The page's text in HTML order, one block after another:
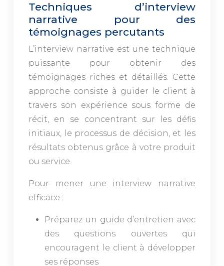
Techniques d’interview
narrative pour des
témoignages percutants
L’interview narrative est une technique
puissante pour obtenir des
témoignages riches et détaillés. Cette
approche consiste à guider le client à
travers son expérience sous forme de
récit, en se concentrant sur les défis
initiaux, le processus de décision, et les
résultats obtenus grâce à votre produit
ou service.
Pour mener une interview narrative
efficace :
Préparez un guide d’entretien avec
des questions ouvertes qui
encouragent le client à développer
ses réponses